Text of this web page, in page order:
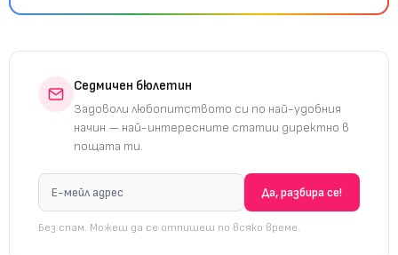
Седмичен бюлетин
Задоволи любопитството си по най-удобния
начин — най-интересните статии директно в
пощата ти.
Без спам. Можеш да се отпишеш по всяко време.